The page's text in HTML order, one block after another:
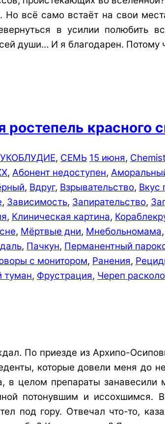
всё само встаёт на свои
в усилии
души… И я благодарен.
красного
, СЕМЬ 15 июня,
, Абонент недоступен,
, Вдруг, Взрывательство, Вкус
, Зависимость, Запирательство,
, Клиническая картина,
, Мёртвые дни, Мнебольномама,
, Пачкун, Перманентный
с монитором, Ранения,
туман, Фрустрация, Череп
По приезде из Архипо-
которые довели меня до
в целом препараты
потонувшим и
под гору. Отвечал что-то,